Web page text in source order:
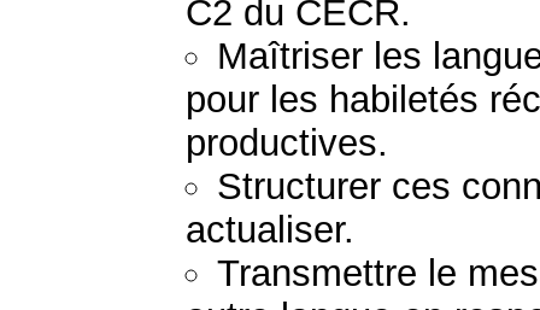
C2 du CECR.
Maîtriser les
pour les habiletés
productives.
Structurer ces
actualiser.
Transmettre le